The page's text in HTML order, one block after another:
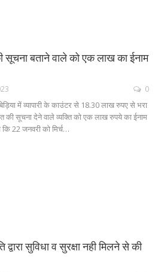
सूचना बताने वाले को एक लाख का ईनाम
0
में व्यापारी के काउंटर से 18.30 लाख रुपए से भरा
की सूचना देने वाले व्यक्ति को एक लाख रुपये का ईनाम
कि 22 जनवरी को मिर्च…
द्वारा सुविधा व सुरक्षा नही मिलने से की